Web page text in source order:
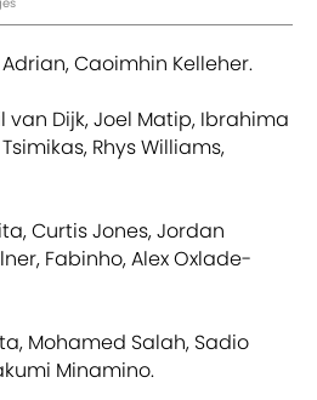
Caoimhin Kelleher.
van Dijk, Joel Matip, Ibrahima
Rhys Williams,
Curtis Jones, Jordan
Fabinho, Alex Oxlade-
Mohamed Salah, Sadio
Minamino.